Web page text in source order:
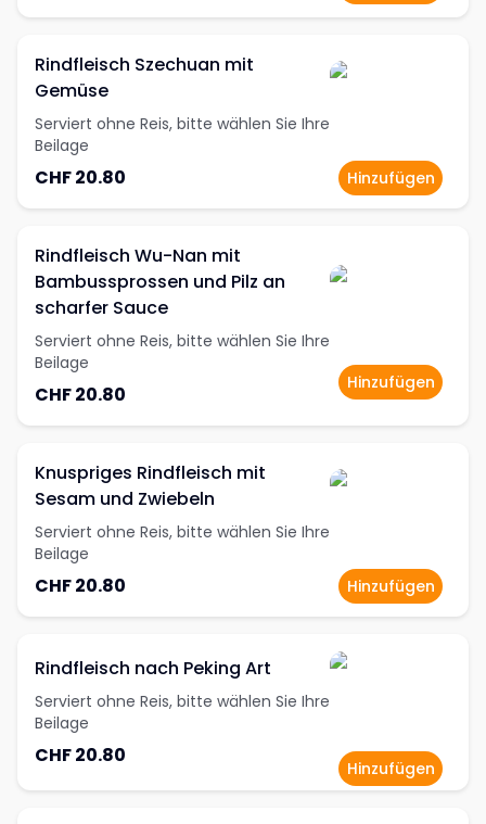
Rindfleisch Szechuan mit
Gemüse
Serviert ohne Reis, bitte wählen Sie Ihre
Beilage
CHF 20.80 Hinzufügen
Rindfleisch Wu-Nan mit
Bambussprossen und Pilz an
scharfer Sauce
Serviert ohne Reis, bitte wählen Sie Ihre
Beilage
CHF 20.80 Hinzufügen
Knuspriges Rindfleisch mit
Sesam und Zwiebeln
Serviert ohne Reis, bitte wählen Sie Ihre
Beilage
CHF 20.80 Hinzufügen
Rindfleisch nach Peking Art
Serviert ohne Reis, bitte wählen Sie Ihre
Beilage
CHF 20.80
Hinzufügen